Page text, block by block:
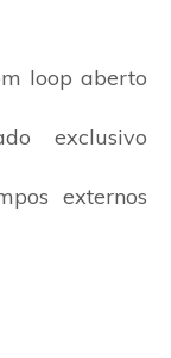
loop aberto
exclusivo
externos